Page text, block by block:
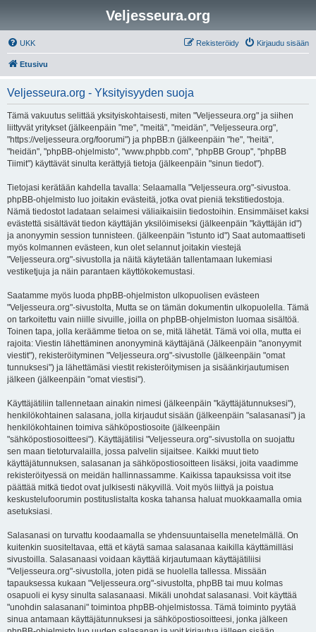
Veljesseura.org
UKK Kirjaudu sisään
Rekisteröidy
Etusivu
Veljesseura.org - Yksityisyyden suoja
Tämä vakuutus selittää yksityiskohtaisesti, miten "Veljesseura.org" ja siihen
liittyvät yritykset (jälkeenpäin "me", "meitä", "meidän", "Veljesseura.org",
"https://veljesseura.org/foorumi") ja phpBB:n (jälkeenpäin "he", "heitä",
"heidän", "phpBB-ohjelmisto", "www.phpbb.com", "phpBB Group", "phpBB
Tiimit") käyttävät sinulta kerättyjä tietoja (jälkeenpäin "sinun tiedot").
Tietojasi kerätään kahdella tavalla: Selaamalla "Veljesseura.org"-sivustoa.
phpBB-ohjelmisto luo joitakin evästeitä, jotka ovat pieniä tekstitiedostoja.
Nämä tiedostot ladataan selaimesi väliaikaisiin tiedostoihin. Ensimmäiset kaksi
evästettä sisältävät tiedon käyttäjän yksilöimiseksi (jälkeenpäin "käyttäjän id")
ja anonyymin session tunnisteen. (jälkeenpäin "istunto id") Saat automaattiseti
myös kolmannen evästeen, kun olet selannut joitakin viestejä
"Veljesseura.org"-sivustolla ja näitä käytetään tallentamaan lukemiasi
vestiketjuja ja näin parantaen käyttökokemustasi.
Saatamme myös luoda phpBB-ohjelmiston ulkopuolisen evästeen
"Veljesseura.org"-sivustolta, Mutta se on tämän dokumentin ulkopuolella. Tämä
on tarkoitettu vain niille sivuille, joilla on phpBB-ohjelmiston luomaa sisältöä.
Toinen tapa, jolla keräämme tietoa on se, mitä lähetät. Tämä voi olla, mutta ei
rajoita: Viestin lähettäminen anonyyminä käyttäjänä (Jälkeenpäin "anonyymit
viestit"), rekisteröityminen "Veljesseura.org"-sivustolle (jälkeenpäin "omat
tunnuksesi") ja lähettämäsi viestit rekisteröitymisen ja sisäänkirjautumisen
jälkeen (jälkeenpäin "omat viestisi").
Käyttäjätiliin tallennetaan ainakin nimesi (jälkeenpäin "käyttäjätunnuksesi"),
henkilökohtainen salasana, jolla kirjaudut sisään (jälkeenpäin "salasanasi") ja
henkilökohtainen toimiva sähköpostiosoite (jälkeenpäin
"sähköpostiosoitteesi"). Käyttäjätilisi "Veljesseura.org"-sivustolla on suojattu
sen maan tietoturvalailla, jossa palvelin sijaitsee. Kaikki muut tieto
käyttäjätunnuksen, salasanan ja sähköpostiosoitteen lisäksi, joita vaadimme
rekisteröityessä on meidän hallinnassamme. Kaikissa tapauksissa voit itse
päättää mitkä tiedot ovat julkisesti näkyvillä. Voit myös liittyä ja poistua
keskustelufoorumin postituslistalta koska tahansa haluat muokkaamalla omia
asetuksiasi.
Salasanasi on turvattu koodaamalla se yhdensuuntaisella menetelmällä. On
kuitenkin suositeltavaa, että et käytä samaa salasanaa kaikilla käyttämilläsi
sivustoilla. Salasanaasi voidaan käyttää kirjautumaan käyttäjätiliisi
"Veljesseura.org"-sivustolla, joten pidä se huolella tallessa. Missään
tapauksessa kukaan "Veljesseura.org"-sivustolta, phpBB tai muu kolmas
osapuoli ei kysy sinulta salasanaasi. Mikäli unohdat salasanasi. Voit käyttää
"unohdin salasanani" toimintoa phpBB-ohjelmistossa. Tämä toiminto pyytää
sinua antamaan käyttäjätunnuksesi ja sähköpostiosoitteesi, jonka jälkeen